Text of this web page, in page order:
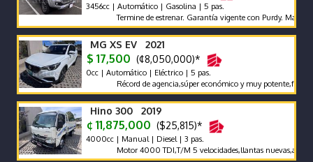
3456cc | Automático | Gasolina | 5 pas.
Termine de estrenar. Garantía vigente con Purdy.
MG XS EV 2021
$ 17,500 (¢8,050,000)*
0cc | Automático | Eléctrico | 5 pas.
Récord de agencia,súper económico y muy potente,full
Hino 300 2019
¢ 11,875,000 ($25,815)*
4000cc | Manual | Diesel | 3 pas.
Motor 4000 TDI,T/M 5 velocidades,llantas nuevas,aros,freno